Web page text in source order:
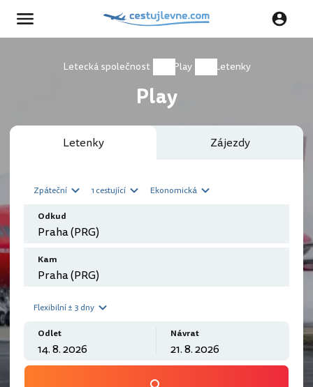
Letecká společnost Play Letenky
Play
Letenky Zájezdy
Zpáteční 1 cestující Ekonomická
Odkud
Kam
Flexibilní ± 3 dny
Odlet Návrat